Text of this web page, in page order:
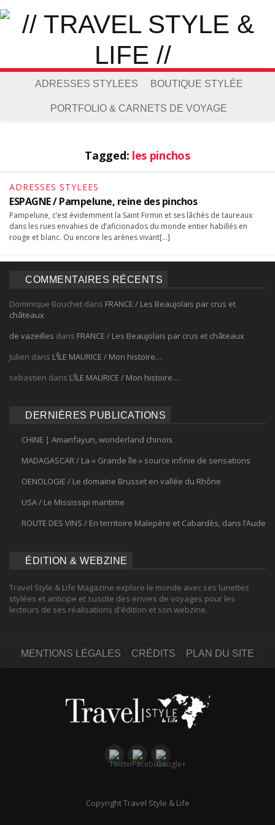
ADRESSES STYLEES BOUTIQUE STYLÉE
PORTFOLIO & CARNETS DE VOYAGE
Tagged: les pinchos
ADRESSES STYLEES
ESPAGNE / Pampelune, reine des pinchos
Pampelune, c’est évidemment la Saint Firmin et ses lâchés de taureaux
dans les rues envahies de d’aficionados du monde entier habillés en
rouge et blanc. Ou encore les arènes vivant[…]
COMMENTAIRES RÉCENTS
Dominique Bouchet dans FRANCE / Les Beaujolais par crus et
châteaux
de vazeilles dans FRANCE / Les Beaujolais par crus et châteaux
Julien dans L’ÎLE MAURICE / Mon histoire…
sebastien dans L’ÎLE MAURICE / Mon histoire…
DERNIÈRES PUBLICATIONS
CHINE | Amanfayun, wonderland chinois
MADAGASCAR / La « Grande île » source infinie de sensations
OENOLOGIE / Le domaine Brusset en vallée du Rhône
USA / Le Mississipi maritime
ROUTE DES VINS / En territoire Malepère et Cabardès, dans l’Aude
ÉDITION & WEBZINE
Travel Style & Life Magazine explore le monde avec ses lunettes
stylées et anticipe et suscite des envies de voyages pour les
lecteurs de ses réalisations d'édition et son webzine.
MENTIONS LÉGALES CRÉDITS PLAN DU SITE
Copyright Travel Style & Life